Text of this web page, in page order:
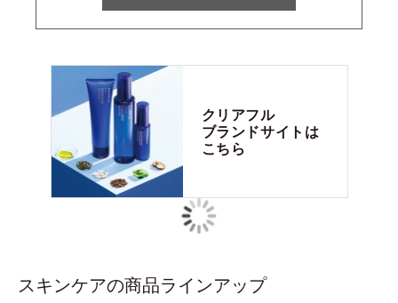
クリアフル
ブランドサイトは
こちら
スキンケアの商品ラインアップ